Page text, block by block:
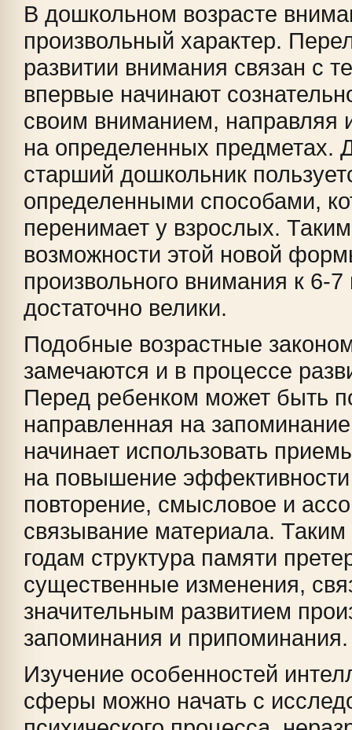
В дошкольном возрасте
произвольный характер.
развитии внимания связан с
впервые начинают
своим вниманием, направляя
на определенных предметах.
старший дошкольник
определенными способами,
перенимает у взрослых.
возможности этой новой
произвольного внимания к 6-
достаточно велики.
Подобные возрастные
замечаются и в процессе
Перед ребенком может быть
направленная на
начинает использовать
на повышение
повторение, смысловое и
связывание материала.
годам структура памяти
существенные изменения,
значительным развитием
запоминания и припоминания.
Изучение особенностей
сферы можно начать с